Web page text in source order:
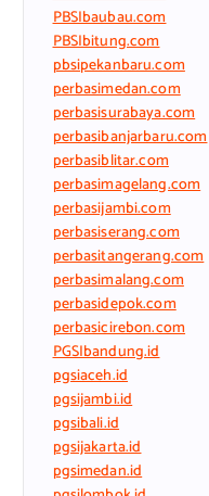
PBSIbaubau.com
PBSIbitung.com
pbsipekanbaru.com
perbasimedan.com
perbasisurabaya.com
perbasibanjarbaru.com
perbasiblitar.com
perbasimagelang.com
perbasijambi.com
perbasiserang.com
perbasitangerang.com
perbasimalang.com
perbasidepok.com
perbasicirebon.com
PGSIbandung.id
pgsiaceh.id
pgsijambi.id
pgsibali.id
pgsijakarta.id
pgsimedan.id